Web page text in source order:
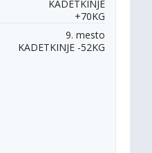
KADETKINJE
+70KG
9. mesto
KADETKINJE -52KG